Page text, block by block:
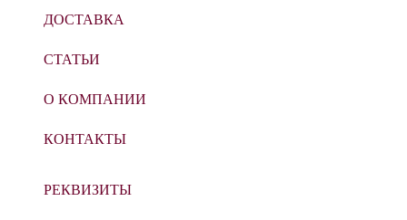
ДОСТАВКА
СТАТЬИ
О КОМПАНИИ
КОНТАКТЫ
РЕКВИЗИТЫ